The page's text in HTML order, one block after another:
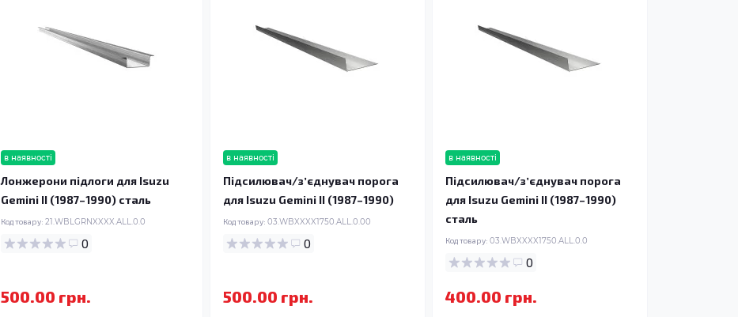
в наявності
Лонжерони підлоги для Isuzu
Gemini II (1987–1990) сталь
Код товару: 21.WBLGRNXXXX.ALL.0.0
0
500.00 грн.
в наявності
Підсилювач/зʼєднувач порога
для Isuzu Gemini II (1987–1990)
Код товару: 03.WBXXXX1750.ALL.0.00
0
500.00 грн.
в наявності
Підсилювач/зʼєднувач порога
для Isuzu Gemini II (1987–1990)
сталь
Код товару: 03.WBXXXX1750.ALL.0.0
0
400.00 грн.